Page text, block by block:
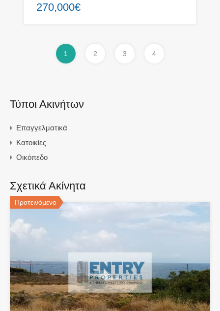
270,000€
1 2 3 4
Τύποι Ακινήτων
Επαγγελματικά
Κατοικίες
Οικόπεδο
Σχετικά Ακίνητα
Προτεινόμενο